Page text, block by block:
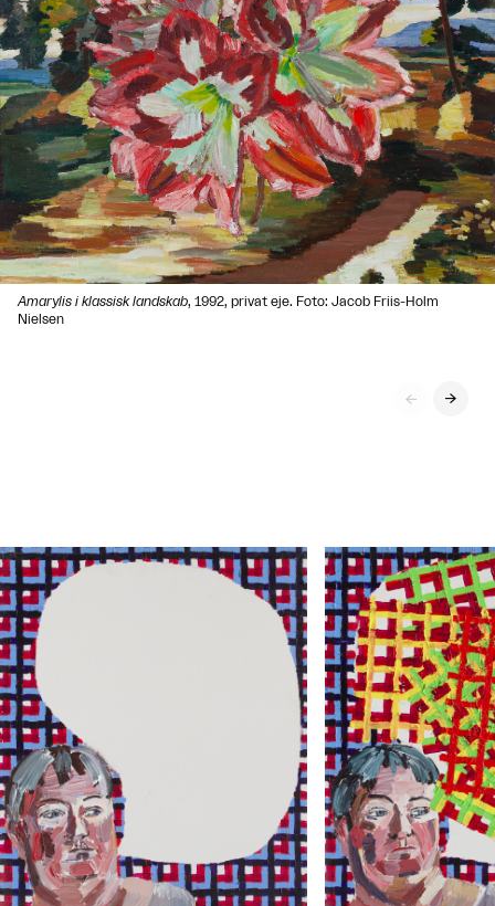
Amarylis i klassisk landskab, 1992, privat eje. Foto: Jacob Friis-Holm
Nielsen
 